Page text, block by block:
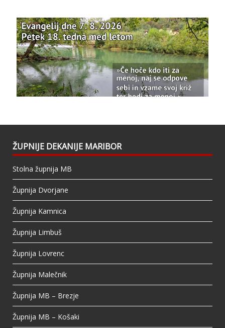
Photo
View on Facebook · Share
Bazilika Matere Usmiljenja updated their
status.
1 years ago
When this happens, it's usually because the
people, changed who can see it or it's been
deleted.
View on Facebook
ŽUPNIJE DEKANIJE MARIBOR
Stolna župnija MB
Župnija Dvorjane
Župnija Kamnica
Župnija Limbuš
Župnija Lovrenc
Župnija Malečnik
Župnija MB – Brezje
Župnija MB – Košaki